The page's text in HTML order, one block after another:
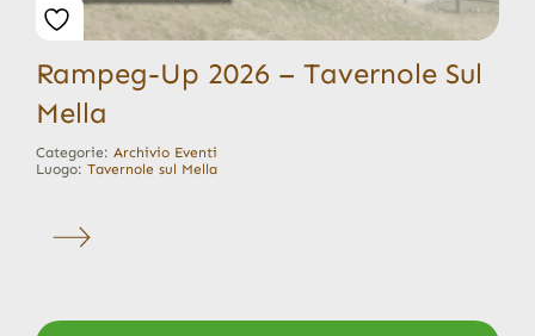
Rampeg-Up 2026 – Tavernole Sul
Mella
Categorie: Archivio Eventi
Luogo: Tavernole sul Mella